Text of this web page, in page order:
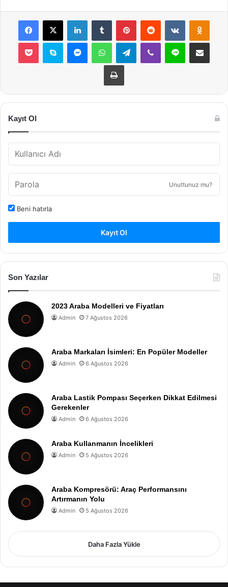
Facebook
X LinkedInTumblr PinterestReddit VKontakte
Pocket Skype MessengerWhatsAppTelegramViber Line E-Posta ile
Yazdır
Kayıt Ol
Unuttunuz mu?
Beni hatırla
Kayıt Ol
Son Yazılar
2023 Araba Modelleri ve Fiyatları
Admin 7 Ağustos 2026
Araba Markaları İsimleri: En Popüler Modeller
Admin 6 Ağustos 2026
Araba Lastik Pompası Seçerken Dikkat Edilmesi
Gerekenler
Admin 6 Ağustos 2026
Araba Kullanmanın İncelikleri
Admin 5 Ağustos 2026
Araba Kompresörü: Araç Performansını
Artırmanın Yolu
Admin 5 Ağustos 2026
Daha Fazla Yükle